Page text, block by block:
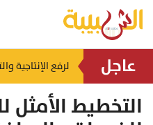
عاجل
التخطيط الأمثل